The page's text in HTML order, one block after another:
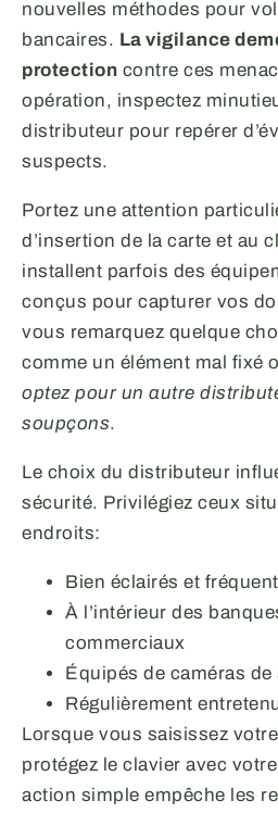
nouvelles méthodes pour
bancaires. La vigilance
protection contre ces
opération, inspectez
distributeur pour repérer
suspects.
Portez une attention
d’insertion de la carte et au
installent parfois des
conçus pour capturer vos
vous remarquez quelque
comme un élément mal fixé
optez pour un autre
soupçons.
Le choix du distributeur
sécurité. Privilégiez ceux
endroits:
Bien éclairés et
À l’intérieur des
commerciaux
Équipés de caméras
Régulièrement
Lorsque vous saisissez
protégez le clavier avec
action simple empêche les